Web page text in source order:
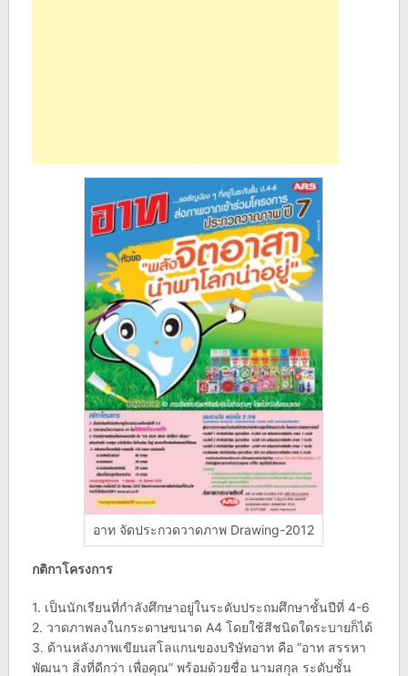
อาท จัดประกวดวาดภาพ Drawing-2012
กติกาโครงการ
1. เป็นนักเรียนที่กำลังศึกษาอยู่ในระดับประถมศึกษาชั้นปีที่ 4-6
2. วาดภาพลงในกระดาษขนาด A4 โดยใช้สีชนิดใดระบายก็ได้
3. ด้านหลังภาพเขียนสโลแกนของบริษัทอาท คือ “อาท สรรหา
พัฒนา สิ่งที่ดีกว่า เพื่อคุณ” พร้อมด้วยชื่อ นามสกุล ระดับชั้น